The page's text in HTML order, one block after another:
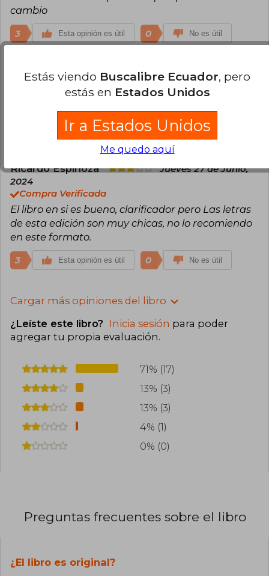
cambio
3 Esta opinión es útil 0 No es útil
Compra Verificada
Llegó en exelente estado y súper rápido, escuché
súper buenas reseñas del libro así que le tengo fé
Esta opinión es útil 0 No es útil
Ricardo Espinoza
Jueves 27 de Junio,
2024
Compra Verificada
El libro en si es bueno, clarificador pero Las letras
de esta edición son muy chicas, no lo recomiendo
en este formato.
3 Esta opinión es útil 0 No es útil
Cargar más opiniones del libro
¿Leíste este libro? Inicia sesión para poder
agregar tu propia evaluación.
71% (17)
13% (3)
13% (3)
4% (1)
0% (0)
Preguntas frecuentes sobre el libro
¿El libro es original?
Estás viendo Buscalibre Ecuador, pero
estás en Estados Unidos
Ir a Estados Unidos
Me quedo aquí